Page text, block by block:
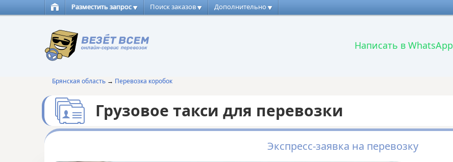
Разместить запрос Поиск заказов Дополнительно
Написать в WhatsApp
Брянская область → Перевозка коробок
Грузовое такси для перевозки
Экспресс-заявка на перевозку